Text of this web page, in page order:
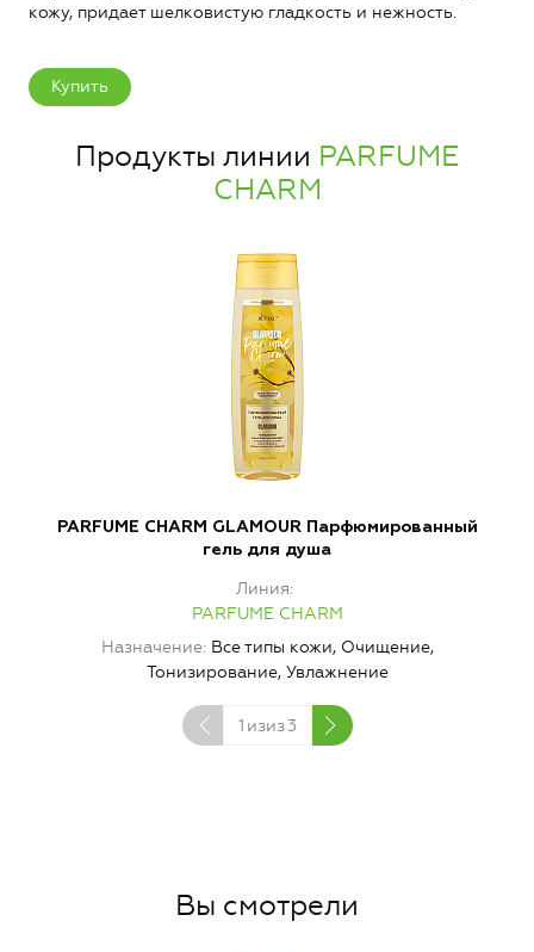
кожу, придает шелковистую гладкость и нежность.
Купить
Продукты линии PARFUME
CHARM
PARFUME CHARM GLAMOUR Парфюмированный
гель для душа
Линия
PARFUME CHARM
Назначение Все типы кожи, Очищение,
Тонизирование, Увлажнение
1 изиз3
Вы смотрели